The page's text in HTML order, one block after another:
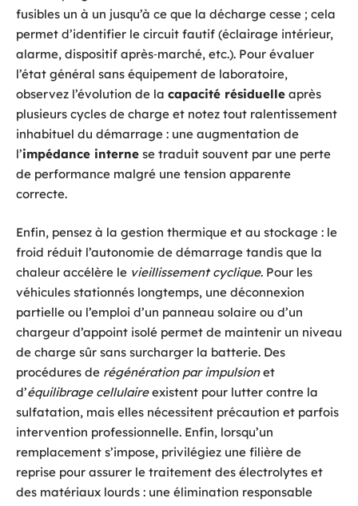
fusibles un à un jusqu’à ce que la décharge cesse ; cela
permet d’identifier le circuit fautif (éclairage intérieur,
alarme, dispositif après‑marché, etc.). Pour évaluer
l’état général sans équipement de laboratoire,
observez l’évolution de la capacité résiduelle après
plusieurs cycles de charge et notez tout ralentissement
inhabituel du démarrage : une augmentation de
l’impédance interne se traduit souvent par une perte
de performance malgré une tension apparente
correcte.
Enfin, pensez à la gestion thermique et au stockage : le
froid réduit l’autonomie de démarrage tandis que la
chaleur accélère le vieillissement cyclique. Pour les
véhicules stationnés longtemps, une déconnexion
partielle ou l’emploi d’un panneau solaire ou d’un
chargeur d’appoint isolé permet de maintenir un niveau
de charge sûr sans surcharger la batterie. Des
procédures de régénération par impulsionet
d’équilibrage cellulaireexistent pour lutter contre la
sulfatation, mais elles nécessitent précaution et parfois
intervention professionnelle. Enfin, lorsqu’un
remplacement s’impose, privilégiez une filière de
reprise pour assurer le traitement des électrolytes et
des matériaux lourds : une élimination responsable